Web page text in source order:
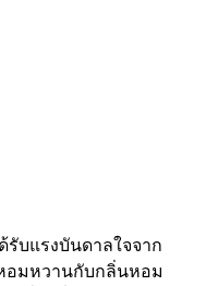
รับแรงบันดาลใจจาก
อมหวานกับกลิ่นหอม